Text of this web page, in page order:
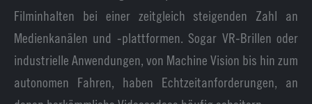
Filminhalten bei einer zeitgleich steigenden Zahl an
Medienkanälen und -plattformen. Sogar VR-Brillen oder
industrielle Anwendungen, von Machine Vision bis hin zum
autonomen Fahren, haben Echtzeitanforderungen, an